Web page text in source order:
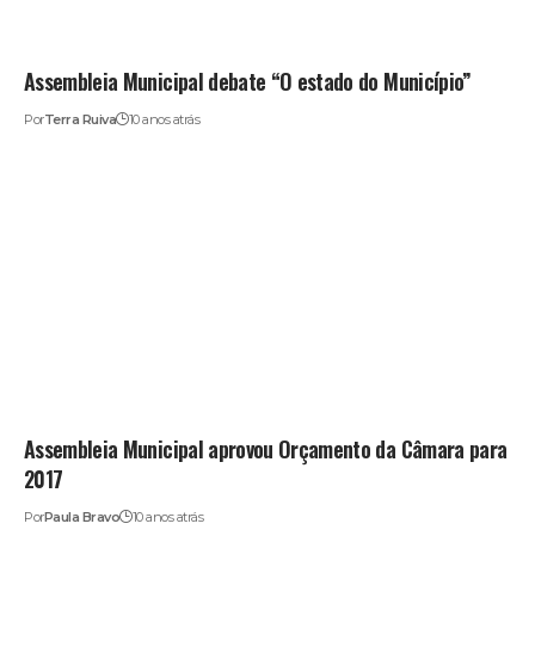
Assembleia Municipal debate “O estado do Município”
PorTerra Ruiva 10 anos atrás
Assembleia Municipal aprovou Orçamento da Câmara para
2017
PorPaula Bravo 10 anos atrás